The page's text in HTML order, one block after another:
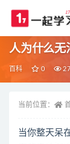
人为什么无
百科 0
当前位置：
当你整天呆